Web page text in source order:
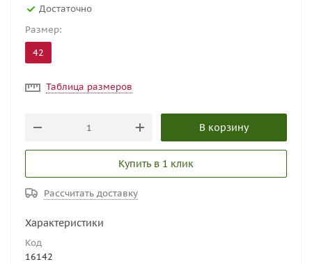
Достаточно
Размер:
42
Таблица размеров
В корзину
Купить в 1 клик
Рассчитать доставку
Характеристики
Код
16142